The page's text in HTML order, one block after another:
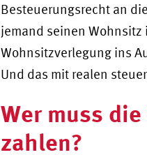
Besteuerungsrecht an
jemand seinen Wohnsitz
Wohnsitzverlegung ins
Und das mit realen
Wer muss
zahlen?